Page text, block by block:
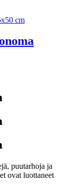
puutarhoja ja
ovat luottaneet